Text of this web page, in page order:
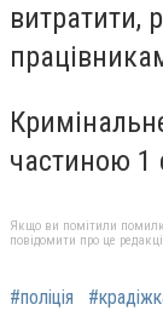
витратити,
частиною 1
Якщо ви помітили
повідомити про це
#поліція